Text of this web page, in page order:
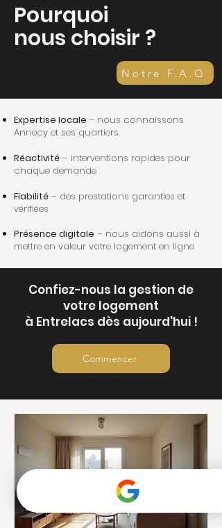
Pourquoi
nous choisir ?
Notre F.A.Q
Expertise locale – nous connaissons
Annecy et ses quartiers
Réactivité – interventions rapides pour
chaque demande
Fiabilité – des prestations garanties et
vérifiées
Présence digitale – nous aidons aussi à
mettre en valeur votre logement en ligne
Confiez-nous la gestion de
votre logement
à Entrelacs dès aujourd'hui !
Commencer